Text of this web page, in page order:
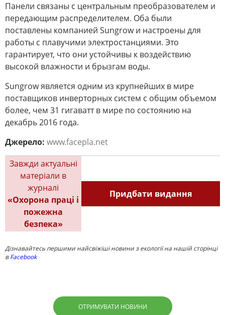
Панели связаны с центральным преобразователем и
передающим распределителем. Оба были
поставлены компанией Sungrow и настроены для
работы с плавучими электростанциями. Это
гарантирует, что они устойчивы к воздействию
высокой влажности и брызгам воды.
Sungrow является одним из крупнейших в мире
поставщиков инверторных систем с общим объемом
более, чем 31 гигаватт в мире по состоянию на
декабрь 2016 года.
Джерело: www.facepla.net
Завжди актуальні
матеріали в
журналі
«Охорона праці і
пожежна
безпека»
Придбати видання
Дізнавайтесь першими найсвіжіші новини з екології на нашій сторінці
вFacebook
ОТРИМУВАТИ НОВИНИ